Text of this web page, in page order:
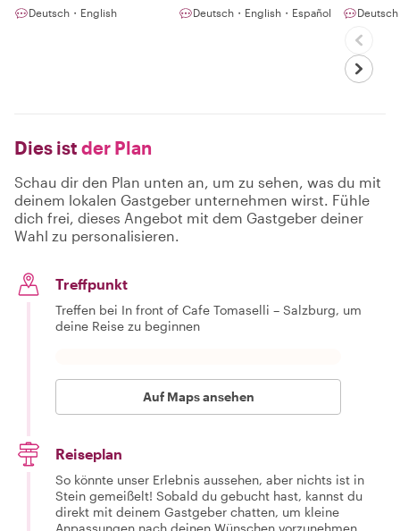
Deutsch・English Deutsch・English・Español
Dies ist der Plan
Schau dir den Plan unten an, um zu sehen, was du mit
deinem lokalen Gastgeber unternehmen wirst. Fühle
dich frei, dieses Angebot mit dem Gastgeber deiner
Wahl zu personalisieren.
Treffpunkt
Treffen bei In front of Cafe Tomaselli – Salzburg, um
deine Reise zu beginnen
Auf Maps ansehen
Reiseplan
So könnte unser Erlebnis aussehen, aber nichts ist in
Stein gemeißelt! Sobald du gebucht hast, kannst du
direkt mit deinem Gastgeber chatten, um kleine
Anpassungen nach deinen Wünschen vorzunehmen.